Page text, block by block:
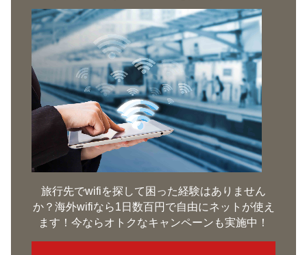
旅行先でwifiを探して困った経験はありません
か？海外wifiなら1日数百円で自由にネットが使え
ます！今ならオトクなキャンペーンも実施中！